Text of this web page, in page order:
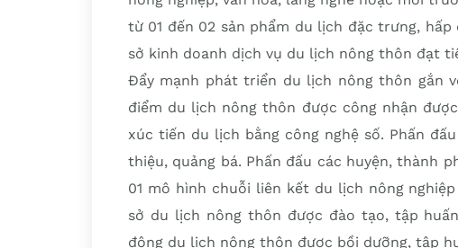
từ 01 đến 02 sản phẩm du lịch đặc trưng,
sở kinh doanh dịch vụ du lịch nông thôn đạt
Đẩy mạnh phát triển du lịch nông thôn gắn
điểm du lịch nông thôn được công nhận
xúc tiến du lịch bằng công nghệ số. Phấn
thiệu, quảng bá. Phấn đấu các huyện, thành
01 mô hình chuỗi liên kết du lịch nông
sở du lịch nông thôn được đào tạo, tập
động du lịch nông thôn được bồi dưỡng, tập